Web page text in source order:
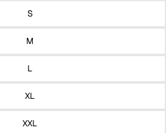
S
M
L
XL
XXL